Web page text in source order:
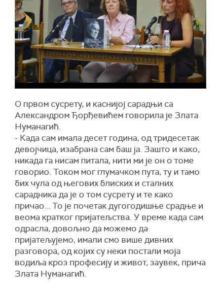
О првом сусрету, и каснијој сарадњи са
Александром Ђорђевићем говорила је Злата
Нуманагић.
- Када сам имала десет година, од тридесетак
девојчица, изабрана сам баш ја. Зашто и како,
никада га нисам питала, нити ми је он о томе
говорио. Током мог глумачком пута, ту и тамо
бих чула од његових блиских и сталних
сарадника да је о том сусрету и те како
причао... То је почетак дугогодишње срадње и
веома кратког пријатељства. У време када сам
одрасла, довољно да можемо да
пријатељујемо, имали смо више дивних
разговора, од којих су неки постали моја
водиља кроз професију и живот, заувек, прича
Злата Нуманагић.